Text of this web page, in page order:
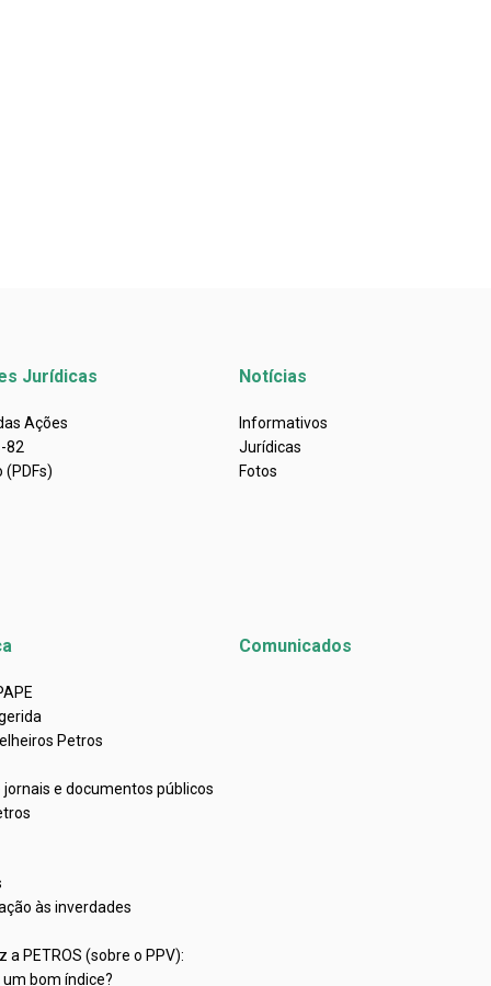
Jurídicas
Ações
82
(PDFs)
Notícias
Informativos
Jurídicas
Fotos
Petros
e documentos públicos
às inverdades
a PETROS (sobre o PPV):
um bom índice?
Comunicados